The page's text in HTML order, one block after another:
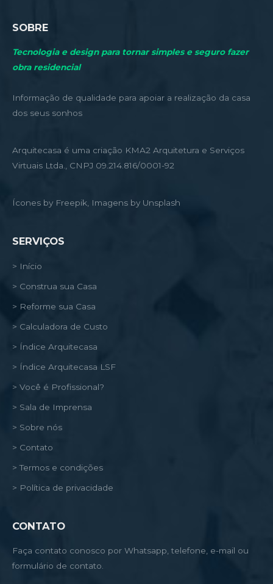
SOBRE
Tecnologia e design para tornar simples e seguro fazer
obra residencial
Informação de qualidade para apoiar a realização da casa
dos seus sonhos
Arquitecasa é uma criação KMA2 Arquitetura e Serviços
Virtuais Ltda., CNPJ 09.214.816/0001-92
Ícones by Freepik, Imagens by Unsplash
SERVIÇOS
> Início
> Construa sua Casa
> Reforme sua Casa
> Calculadora de Custo
> Índice Arquitecasa
> Índice Arquitecasa LSF
> Você é Profissional?
> Sala de Imprensa
> Sobre nós
> Contato
> Termos e condições
> Política de privacidade
CONTATO
Faça contato conosco por Whatsapp, telefone, e-mail ou
formulário de contato.